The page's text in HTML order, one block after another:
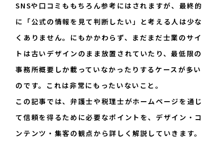
SNSや口コミももちろん参考にはされますが、最終的
に「公式の情報を見て判断したい」と考える人は少な
くありません。にもかかわらず、まだまだ士業のサイ
トは古いデザインのまま放置されていたり、最低限の
事務所概要しか載っていなかったりするケースが多い
のです。これは非常にもったいないこと。
この記事では、弁護士や税理士がホームページを通じ
て信頼を得るために必要なポイントを、デザイン・コ
ンテンツ・集客の観点から詳しく解説していきます。